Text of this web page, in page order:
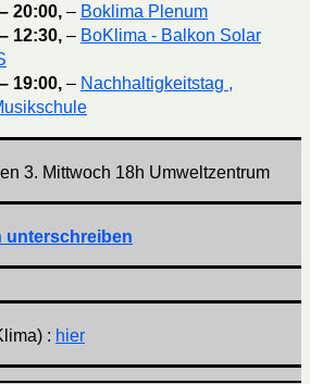
– 20:00, – Boklima Plenum
– 12:30, – BoKlima - Balkon Solar
– 19:00, – Nachhaltigkeitstag ,
3. Mittwoch 18h Umweltzentrum
unterschreiben
: hier